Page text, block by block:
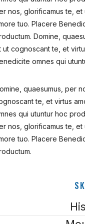
nos, glorificamus te,
tuo. Placere
Domine,
ut cognoscant te, et
omnes qui
quaesumus, per
te, et virtus
qui utuntur hoc
nos, glorificamus te,
tuo. Placere